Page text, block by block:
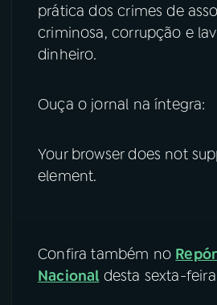
prática dos crimes de
criminosa, corrupção e
dinheiro.
Ouça o jornal na íntegra:
Your browser does not
element.
Confira também no
Nacional desta sexta-feira